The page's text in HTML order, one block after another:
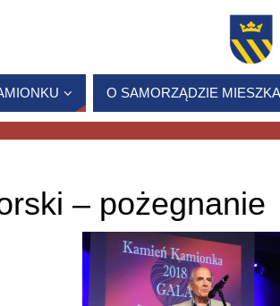
O SAMORZĄDZIE
– pożegnanie